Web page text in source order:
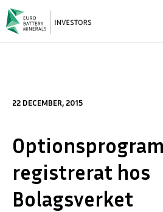
22 DECEMBER, 2015
registrerat hos
Bolagsverket